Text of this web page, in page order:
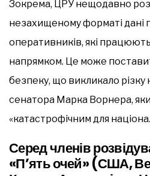
Зокрема, ЦРУ нещодавно
незахищеному форматі дані
оперативників, які
напрямком. Це може
безпеку, що викликало різку
сенатора Марка Ворнера,
«катастрофічним для
Серед членів
«П’ять очей» (США,